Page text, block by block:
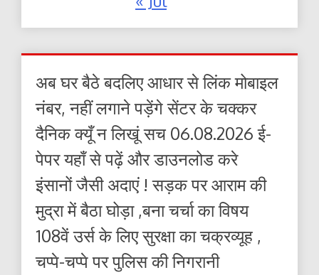
अब घर बैठे बदलिए आधार से लिंक मोबाइल
नंबर, नहीं लगाने पड़ेंगे सेंटर के चक्कर
दैनिक क्यूँ न लिखूं सच 06.08.2026 ई-
पेपर यहाँ से पढ़ें और डाउनलोड करे
इंसानों जैसी अदाएं ! सड़क पर आराम की
मुद्रा में बैठा घोड़ा ,बना चर्चा का विषय
108वें उर्स के लिए सुरक्षा का चक्रव्यूह ,
चप्पे-चप्पे पर पुलिस की निगरानी